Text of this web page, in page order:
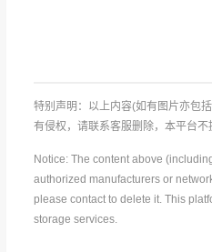
特别声明：以上内容(如有图片亦包
有侵权，请联系客服删除，本平台不
Notice: The content above
authorized manufacturers or
please contact to delete it. This
storage services.